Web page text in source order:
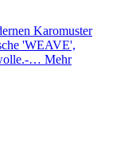
Karomuster
'WEAVE',
… Mehr